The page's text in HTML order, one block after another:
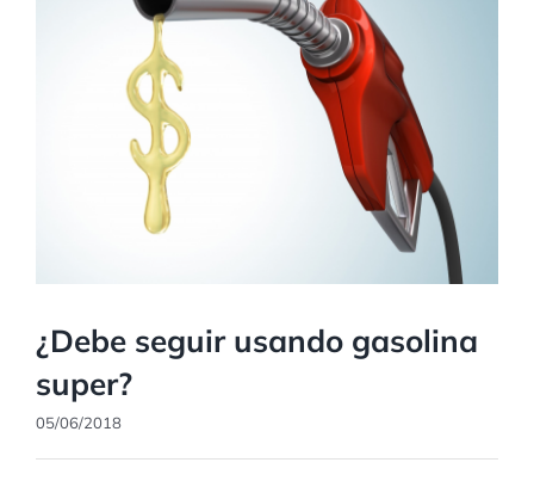
¿Debe seguir usando gasolina
super?
05/06/2018